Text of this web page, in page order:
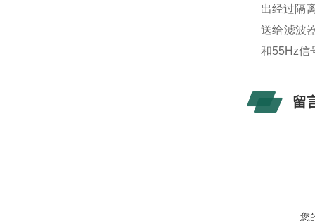
出经过隔
送给滤波
和55Hz信
留
您